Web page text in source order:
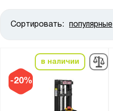
Сортировать: популярные
-20%
в наличии
Ширина, мм:
от